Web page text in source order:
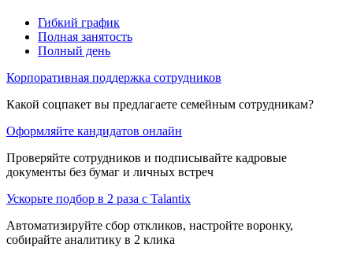
Гибкий график
Полная занятость
Полный день
Корпоративная поддержка сотрудников
Какой соцпакет вы предлагаете семейным сотрудникам?
Оформляйте кандидатов онлайн
Проверяйте сотрудников и подписывайте кадровые
документы без бумаг и личных встреч
Ускорьте подбор в 2 раза с Talantix
Автоматизируйте сбор откликов, настройте воронку,
собирайте аналитику в 2 клика